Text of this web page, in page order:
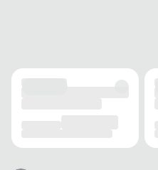
Baixa